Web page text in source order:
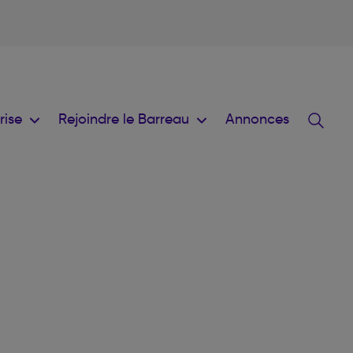
Rejoindre le Barreau Annonces